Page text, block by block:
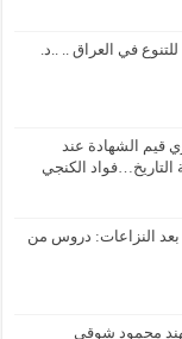
في العراق .. ..د.
قيم الشهادة عند
الكنجي
بعد النزاعات: دروس من
محمود شوقي